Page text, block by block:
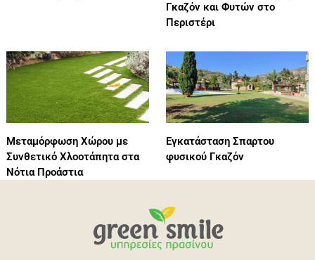
Γκαζόν και Φυτών στο
Περιστέρι
Μεταμόρφωση Χώρου με
Συνθετικό Χλοοτάπητα στα
Νότια Προάστια
Εγκατάσταση Σπαρτου
φυσικού Γκαζόν